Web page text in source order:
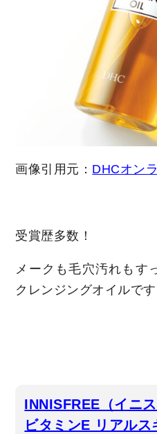
画像引用元： DHCオン
受賞歴多数！
メークも毛穴汚れもす
クレンジングオイルです
INNISFREE（イニ
ビタミンE リアルス